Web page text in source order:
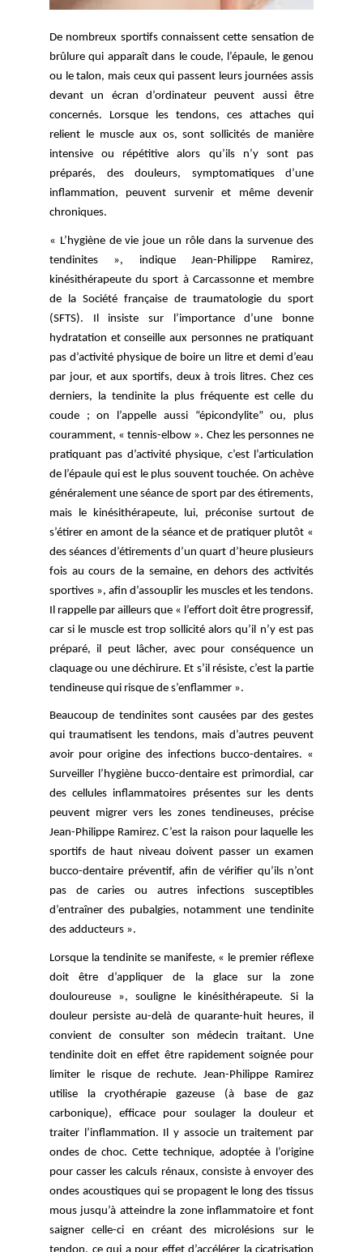
De nombreux sportifs connaissent cette sensation de
brûlure qui apparaît dans le coude, l’épaule, le genou
ou le talon, mais ceux qui passent leurs journées assis
devant un écran d’ordinateur peuvent aussi être
concernés. Lorsque les tendons, ces attaches qui
relient le muscle aux os, sont sollicités de manière
intensive ou répétitive alors qu’ils n’y sont pas
préparés, des douleurs, symptomatiques d’une
inflammation, peuvent survenir et même devenir
chroniques.
« L’hygiène de vie joue un rôle dans la survenue des
tendinites », indique Jean-Philippe Ramirez,
kinésithérapeute du sport à Carcassonne et membre
de la Société française de traumatologie du sport
(SFTS). Il insiste sur l’importance d’une bonne
hydratation et conseille aux personnes ne pratiquant
pas d’activité physique de boire un litre et demi d’eau
par jour, et aux sportifs, deux à trois litres. Chez ces
derniers, la tendinite la plus fréquente est celle du
coude ; on l’appelle aussi “épicondylite” ou, plus
couramment, « tennis-elbow ». Chez les personnes ne
pratiquant pas d’activité physique, c’est l’articulation
de l’épaule qui est le plus souvent touchée. On achève
généralement une séance de sport par des étirements,
mais le kinésithérapeute, lui, préconise surtout de
s’étirer en amont de la séance et de pratiquer plutôt «
des séances d’étirements d’un quart d’heure plusieurs
fois au cours de la semaine, en dehors des activités
sportives », afin d’assouplir les muscles et les tendons.
Il rappelle par ailleurs que « l’effort doit être progressif,
car si le muscle est trop sollicité alors qu’il n’y est pas
préparé, il peut lâcher, avec pour conséquence un
claquage ou une déchirure. Et s’il résiste, c’est la partie
tendineuse qui risque de s’enflammer ».
Beaucoup de tendinites sont causées par des gestes
qui traumatisent les tendons, mais d’autres peuvent
avoir pour origine des infections bucco-dentaires. «
Surveiller l’hygiène bucco-dentaire est primordial, car
des cellules inflammatoires présentes sur les dents
peuvent migrer vers les zones tendineuses, précise
Jean-Philippe Ramirez. C’est la raison pour laquelle les
sportifs de haut niveau doivent passer un examen
bucco-dentaire préventif, afin de vérifier qu’ils n’ont
pas de caries ou autres infections susceptibles
d’entraîner des pubalgies, notamment une tendinite
des adducteurs ».
Lorsque la tendinite se manifeste, « le premier réflexe
doit être d’appliquer de la glace sur la zone
douloureuse », souligne le kinésithérapeute. Si la
douleur persiste au-delà de quarante-huit heures, il
convient de consulter son médecin traitant. Une
tendinite doit en effet être rapidement soignée pour
limiter le risque de rechute. Jean-Philippe Ramirez
utilise la cryothérapie gazeuse (à base de gaz
carbonique), efficace pour soulager la douleur et
traiter l’inflammation. Il y associe un traitement par
ondes de choc. Cette technique, adoptée à l’origine
pour casser les calculs rénaux, consiste à envoyer des
ondes acoustiques qui se propagent le long des tissus
mous jusqu’à atteindre la zone inflammatoire et font
saigner celle-ci en créant des microlésions sur le